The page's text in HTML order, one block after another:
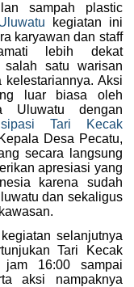
sampah plastic
kegiatan ini
karyawan dan staff
lebih dekat
salah satu warisan
Aksi
luar biasa oleh
Uluwatu dengan
Tari Kecak
Desa Pecatu,
secara langsung
apresiasi yang
karena sudah
dan sekaligus
selanjutnya
Tari Kecak
jam 16:00 sampai
aksi nampaknya